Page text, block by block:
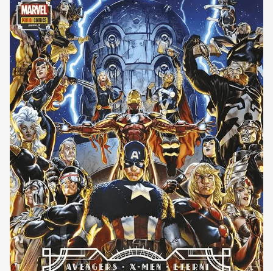
Man. Disegnato da Juann Cabal, questo nuovo speciale
sarà scritto da Jackson Lanzing e Colling Kelly. Il [']